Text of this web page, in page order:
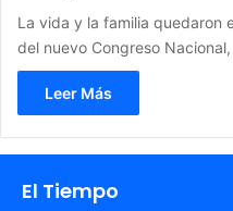
La vida y la familia quedaron
del nuevo Congreso
Leer Más
El Tiempo